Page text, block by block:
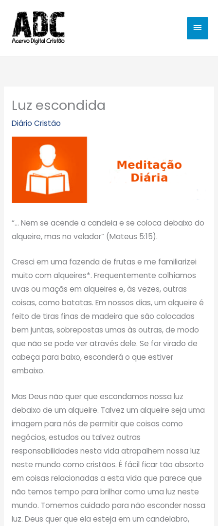
para
conteúdo
Luz escondida
Diário Cristão
“… Nem se acende a candeia e se coloca debaixo do
alqueire, mas no velador” (Mateus 5:15).
Cresci em uma fazenda de frutas e me familiarizei
muito com alqueires*. Frequentemente colhíamos
uvas ou maçãs em alqueires e, às vezes, outras
coisas, como batatas. Em nossos dias, um alqueire é
feito de tiras finas de madeira que são colocadas
bem juntas, sobrepostas umas às outras, de modo
que não se pode ver através dele. Se for virado de
cabeça para baixo, esconderá o que estiver
embaixo.
Mas Deus não quer que escondamos nossa luz
debaixo de um alqueire. Talvez um alqueire seja uma
imagem para nós de permitir que coisas como
negócios, estudos ou talvez outras
responsabilidades nesta vida atrapalhem nossa luz
neste mundo como cristãos. É fácil ficar tão absorto
em coisas relacionadas a esta vida que parece que
não temos tempo para brilhar como uma luz neste
mundo. Tomemos cuidado para não esconder nossa
luz. Deus quer que ela esteja em um candelabro,